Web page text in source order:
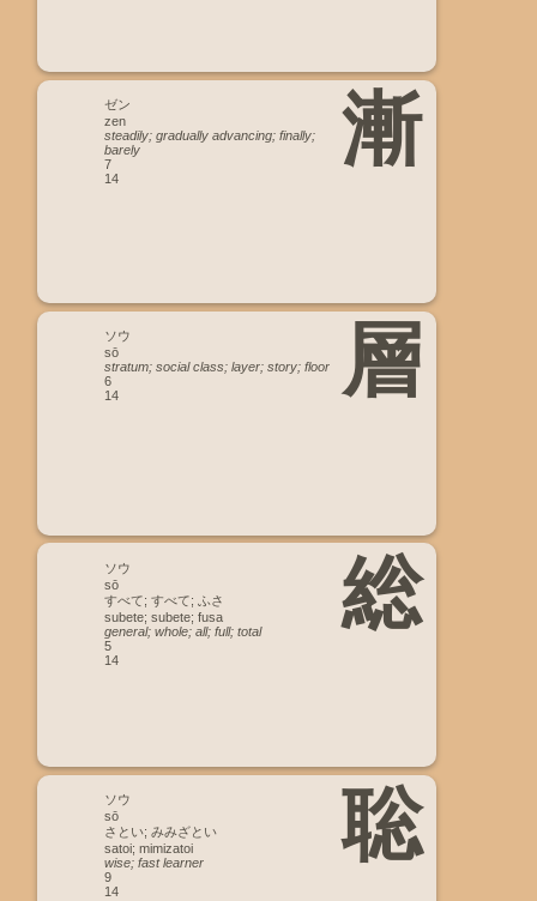
漸
ゼン
zen
steadily; gradually advancing; finally;
barely
7
14
層
ソウ
sō
stratum; social class; layer; story; floor
6
14
総
ソウ
sō
すべて; すべて; ふさ
subete; subete; fusa
general; whole; all; full; total
5
14
聡
ソウ
sō
さとい; みみざとい
satoi; mimizatoi
wise; fast learner
9
14